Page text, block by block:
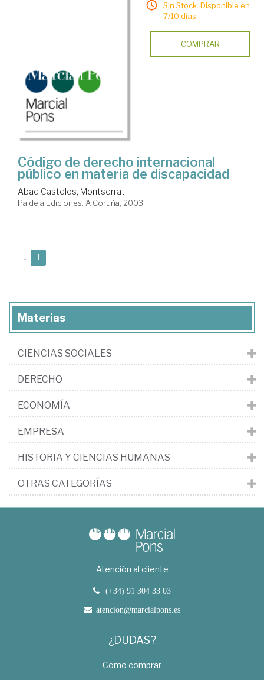
Sin Stock. Disponible en
7/10 días.
COMPRAR
Código de derecho internacional
público en materia de discapacidad
Abad Castelos, Montserrat
Paideia Ediciones. A Coruña, 2003
« 1
Materias
CIENCIAS SOCIALES
DERECHO
ECONOMÍA
EMPRESA
HISTORIA Y CIENCIAS HUMANAS
OTRAS CATEGORÍAS
Atención al cliente
(+34) 91 304 33 03
atencion@marcialpons.es
¿DUDAS?
Como comprar